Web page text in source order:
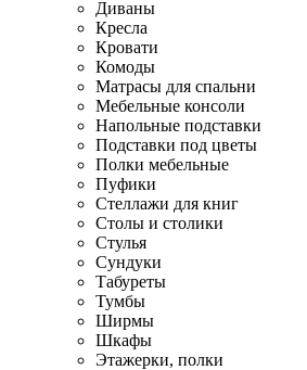
Диваны
Кресла
Кровати
Комоды
Матрасы для спальни
Мебельные консоли
Напольные подставки
Подставки под цветы
Полки мебельные
Пуфики
Стеллажи для книг
Столы и столики
Стулья
Сундуки
Табуреты
Тумбы
Ширмы
Шкафы
Этажерки, полки